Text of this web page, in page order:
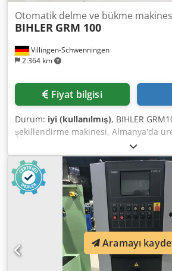
Villingen-Schwenningen
2.364 km
Otomatik delme ve bükme
BIHLER GRM 100
Fiyat bilgisi
Durum: iyi (kullanılmış), BIHLER
şekillendirme makinesi, Almanya'da
orijinal olarak 2010 yılında Bihler
servo motor, pompa, yeniden
ile güncellenmiştir. 4x şekillendirme
pres istasyonu ile donatılmıştır.
tutucu besleme. Maksimum şerit
Maksimum tel çapı 10 mm. Dedpfxepm
Standart besleme uzunluğu maks. 250
çalışma hızı dakikada yaklaşık 135
Dokunmatik ekran kontrolü. Havalı
6000 kg. Güç kaynağı 400/480 V, 50
Aramayı